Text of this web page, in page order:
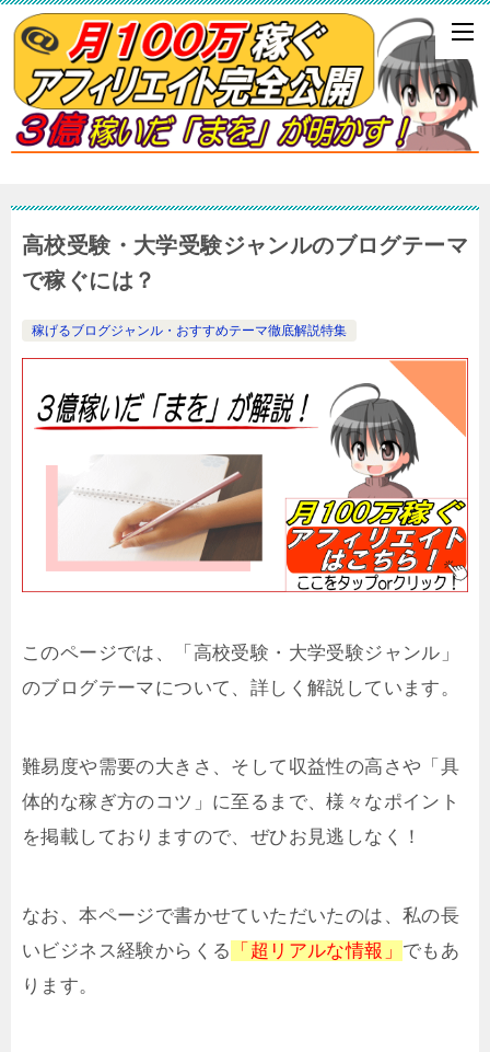
高校受験・大学受験ジャンルのブログテーマ
で稼ぐには？
稼げるブログジャンル・おすすめテーマ徹底解説特集
このページでは、「高校受験・大学受験ジャンル」
のブログテーマについて、詳しく解説しています。
難易度や需要の大きさ、そして収益性の高さや「具
体的な稼ぎ方のコツ」に至るまで、様々なポイント
を掲載しておりますので、ぜひお見逃しなく！
なお、本ページで書かせていただいたのは、私の長
いビジネス経験からくる
「超リアルな情報」 でもあ
ります。